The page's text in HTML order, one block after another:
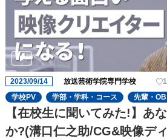
2023/09/14 放送芸術学院専門学校
1
学校PV
学部・学科・コース 先輩・
【在校生に聞いてみた!】あ
か?(溝口仁之助/CG&映像デ